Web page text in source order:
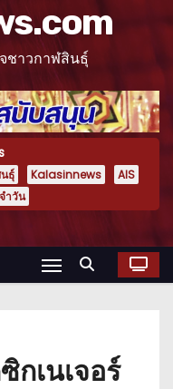
ชาวกาฬสินธุ์
ธุ์ Kalasinnews
AIS
ำวัน
กเนเจอร์